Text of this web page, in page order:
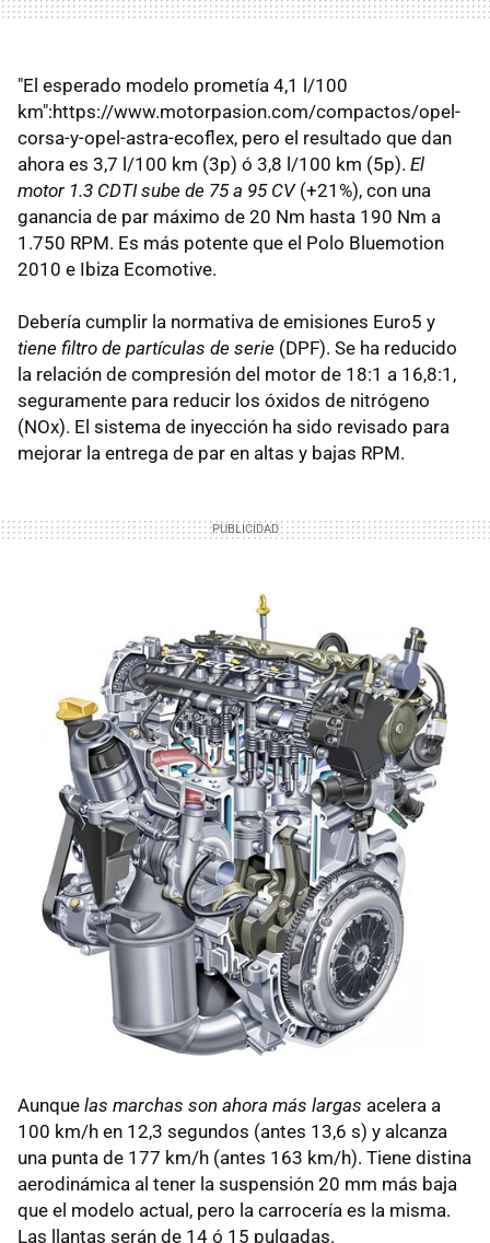
"El esperado modelo prometía 4,1 l/100
km":https://www.motorpasion.com/compactos/opel-
corsa-y-opel-astra-ecoflex, pero el resultado que dan
ahora es 3,7 l/100 km (3p) ó 3,8 l/100 km (5p). El
motor 1.3 CDTI sube de 75 a 95 CV(+21%), con una
ganancia de par máximo de 20 Nm hasta 190 Nm a
1.750 RPM. Es más potente que el Polo Bluemotion
2010 e Ibiza Ecomotive.
Debería cumplir la normativa de emisiones Euro5 y
tiene filtro de partículas de serie (DPF). Se ha reducido
la relación de compresión del motor de 18:1 a 16,8:1,
seguramente para reducir los óxidos de nitrógeno
(NOx). El sistema de inyección ha sido revisado para
mejorar la entrega de par en altas y bajas RPM.
Aunque las marchas son ahora más largas acelera a
100 km/h en 12,3 segundos (antes 13,6 s) y alcanza
una punta de 177 km/h (antes 163 km/h). Tiene distina
aerodinámica al tener la suspensión 20 mm más baja
que el modelo actual, pero la carrocería es la misma.
Las llantas serán de 14 ó 15 pulgadas.